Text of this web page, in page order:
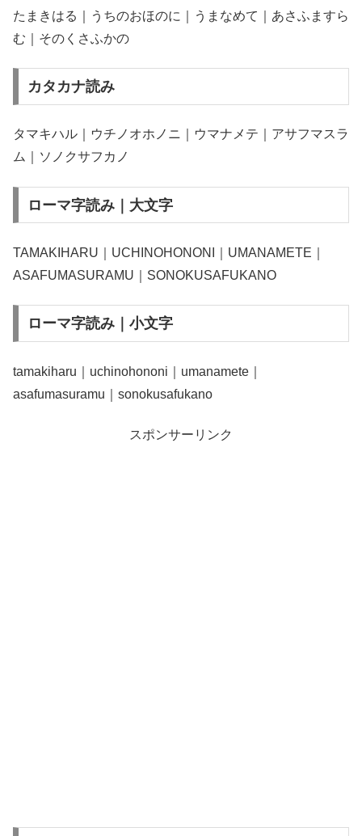
たまきはる｜うちのおほのに｜うまなめて｜あさふますら
む｜そのくさふかの
カタカナ読み
タマキハル｜ウチノオホノニ｜ウマナメテ｜アサフマスラ
ム｜ソノクサフカノ
ローマ字読み｜大文字
TAMAKIHARU｜UCHINOHONONI｜UMANAMETE｜
ASAFUMASURAMU｜SONOKUSAFUKANO
ローマ字読み｜小文字
tamakiharu｜uchinohononi｜umanamete｜
asafumasuramu｜sonokusafukano
スポンサーリンク